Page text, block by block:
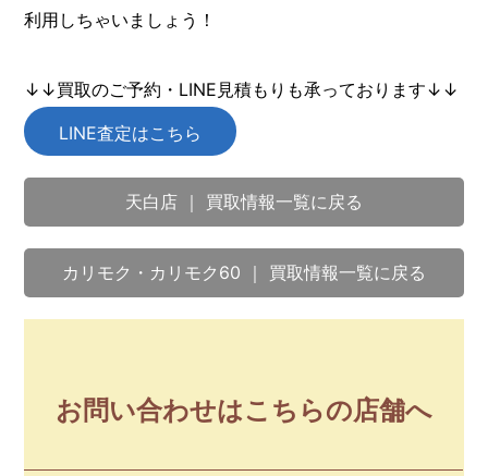
利用しちゃいましょう！
↓↓買取のご予約・LINE見積もりも承っております↓↓
LINE査定はこちら
天白店 ｜ 買取情報一覧に戻る
カリモク・カリモク60 ｜ 買取情報一覧に戻る
お問い合わせはこちらの店舗へ